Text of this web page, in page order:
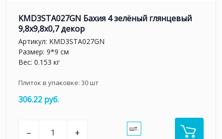
KMD3STA027GN Бахия 4 зелёный глянцевый
9,8x9,8x0,7 декор
Артикул: KMD3STA027GN
Размер: 9*9 см
Вес: 0.153 кг
Плиток в упаковке: 30шт
306.22 руб.
– + шт.